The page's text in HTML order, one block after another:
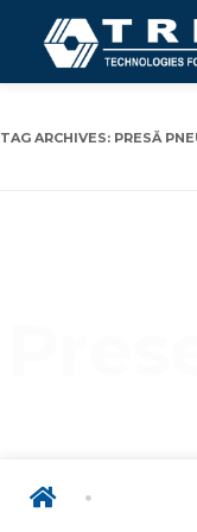
TAG ARCHIVES: PRESĂ